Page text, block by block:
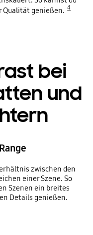
Qualität genießen. 4
bei
und
zwischen den
einer Szene. So
Szenen ein breites
Details genießen.